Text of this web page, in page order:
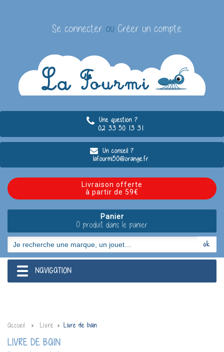
Se connecter ou Créer un compte
Une question ?
02 33 50 13 31
Un conseil ?
lafourmi50@orange.fr
Livraison offerte
à partir de 59€
Panier
0 produit dans le panier
navigation
NAVIGATION
Accueil Livre Livre de bain
LIVRE DE BAIN